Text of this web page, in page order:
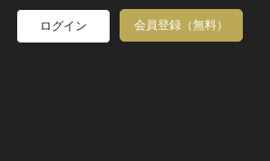
ログイン 会員登録（無料）